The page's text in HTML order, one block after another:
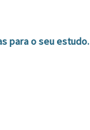
para o seu estudo.